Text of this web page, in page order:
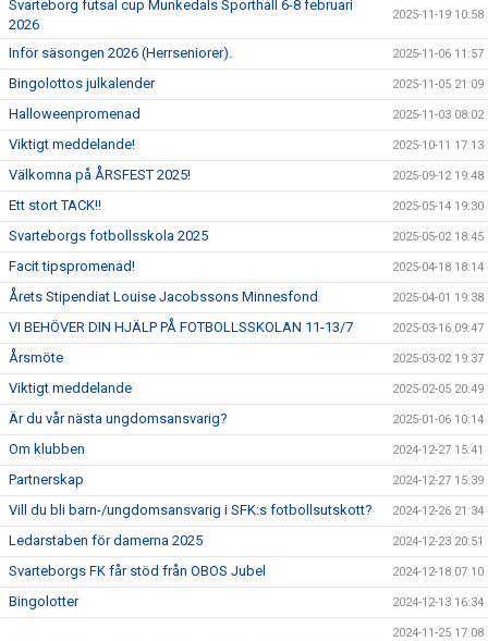
Svarteborg futsal cup Munkedals Sporthall 6-8 februari
2026
2025-11-19 10:58
Inför säsongen 2026 (Herrseniorer). 2025-11-06 11:57
Bingolottos julkalender 2025-11-05 21:09
Halloweenpromenad 2025-11-03 08:02
Viktigt meddelande! 2025-10-11 17:13
Välkomna på ÅRSFEST 2025! 2025-09-12 19:48
Ett stort TACK!! 2025-05-14 19:30
Svarteborgs fotbollsskola 2025 2025-05-02 18:45
Facit tipspromenad! 2025-04-18 18:14
Årets Stipendiat Louise Jacobssons Minnesfond 2025-04-01 19:38
VI BEHÖVER DIN HJÄLP PÅ FOTBOLLSSKOLAN 11-13/7 2025-03-16 09:47
Årsmöte 2025-03-02 19:37
Viktigt meddelande 2025-02-05 20:49
Är du vår nästa ungdomsansvarig? 2025-01-06 10:14
Om klubben 2024-12-27 15:41
Partnerskap 2024-12-27 15:39
Vill du bli barn-/ungdomsansvarig i SFK:s fotbollsutskott? 2024-12-26 21:34
Ledarstaben för damerna 2025 2024-12-23 20:51
Svarteborgs FK får stöd från OBOS Jubel 2024-12-18 07:10
Bingolotter 2024-12-13 16:34
2024-11-25 17:08